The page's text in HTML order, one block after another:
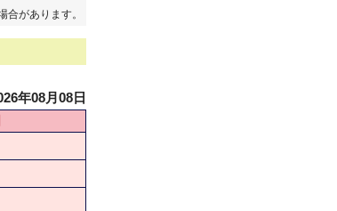
があります。
年08月08日